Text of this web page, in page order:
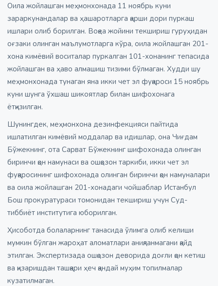
Оила жойлашган меҳмонхонада 11 ноябрь куни
зараркунандалар ва ҳашаротларга қарши дори пуркаш
ишлари олиб борилган. Воқеа жойини текшириш гуруҳидан
оғзаки олинган маълумотларга кўра, оила жойлашган 201-
хона кимёвий воситалар пуркалган 101-хонанинг тепасида
жойлашган ва ҳаво алмашиш тизими бўлмаган. Худди шу
меҳмонхонада тунаган яна икки чет эл фуқароси 15 ноябрь
куни шунга ўхшаш шикоятлар билан шифохонага
ётқизилган.
Шунингдек, меҳмонхона дезинфекцияси пайтида
ишлатилган кимёвий моддалар ва идишлар, она Чиғдам
Бўжекнинг, ота Сарват Бўжекнинг шифохонада олинган
биринчи қон намунаси ва ошқозон таркиби, икки чет эл
фуқаросининг шифохонада олинган биринчи қон намуналари
ва оила жойлашган 201-хонадаги чойшаблар Истанбул
Бош прокуратураси томонидан текшириш учун Суд-
тиббиёт институтига юборилган.
Ҳисоботда болаларнинг танасида ўлимга олиб келиши
мумкин бўлган жароҳат аломатлари аниқланмагани қайд
этилган. Экспертизада ошқозон деворида доғли қон кетиш
ва қизаришдан ташқари ҳеч қандай муҳим топилмалар
кузатилмаган.